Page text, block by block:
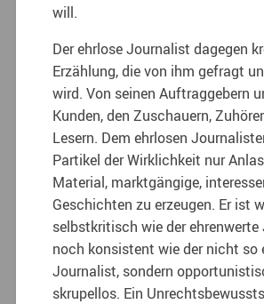
will.
Der ehrlose Journalist dagegen
Erzählung, die von ihm gefragt
wird. Von seinen Auftraggebern
Kunden, den Zuschauern,
Lesern. Dem ehrlosen
Partikel der Wirklichkeit nur
Material, marktgängige,
Geschichten zu erzeugen. Er ist
selbstkritisch wie der
noch konsistent wie der nicht so
Journalist, sondern
skrupellos. Ein